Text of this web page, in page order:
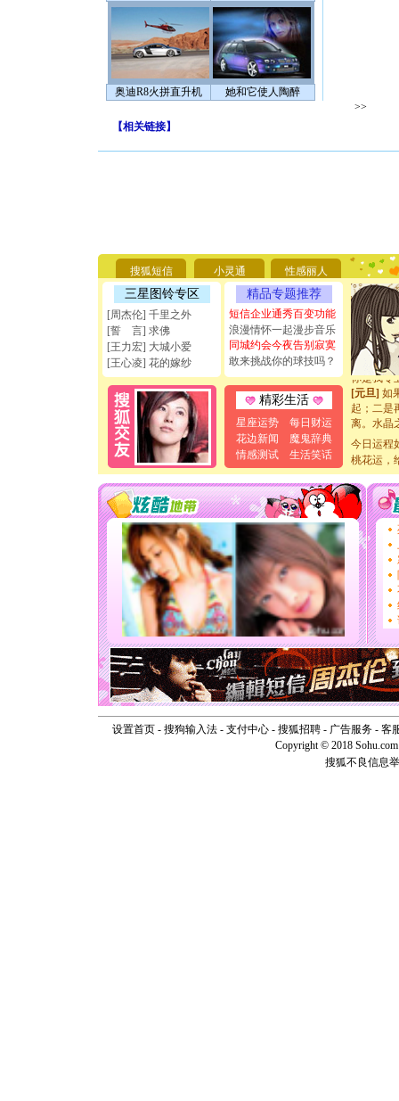
奥迪R8火拼直升机 她和它使人陶醉
>>
【相关链接】
搜狐短信 小灵通 性感丽人
三星图铃专区
[周杰伦] 千里之外
[誓 言] 求佛
[王力宏] 大城小爱
[王心凌] 花的嫁纱
精品专题推荐
短信企业通秀百变功能
浪漫情怀一起漫步音乐
同城约会今夜告别寂寞
敢来挑战你的球技吗？
精彩生活
星座运势
每日财运
花边新闻
魔鬼辞典
情感测试
生活笑话
[圣诞节]
能正大光
天都要快
[圣诞节]
如意,快
[元旦]看
断电。爱
你是我专
[元旦]如
起；二是
离。水晶
[元旦]当
泣，这痛
卖了。水
[春节]风
颜！冬去
道一声
[春节]传
片叶子
送你一
[圣诞节]
你太多
要平安
[圣诞节]
能正大
天都要快
[圣诞节]
如意,快
[元旦]看
断电。爱
你是我专
[元旦] 如
起；二是
离。水晶
今日运程
桃花运，
设置首页- 搜狗输入法- 支付中心- 搜狐招聘- 广告服务- 客
Copyright © 2018
搜狐不良信息